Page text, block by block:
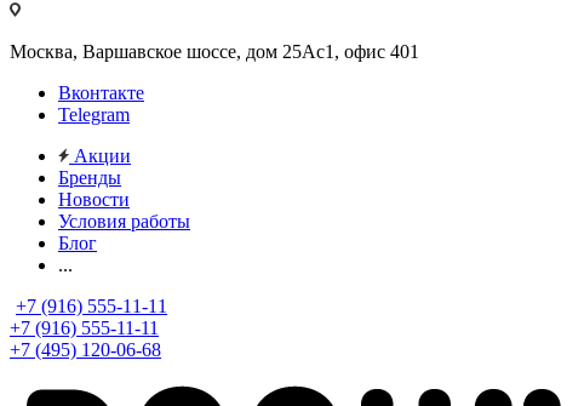
Москва, Варшавское шоссе, дом 25Аc1, офис 401
Вконтакте
Telegram
Акции
Бренды
Новости
Условия работы
Блог
...
+7 (916) 555-11-11
+7 (916) 555-11-11
+7 (495) 120-06-68